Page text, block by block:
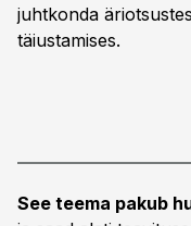
juhtkonda
täiustamises.
See teema pakub